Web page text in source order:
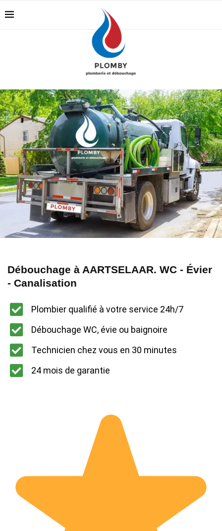
Débouchage à AARTSELAAR. WC - Évier
- Canalisation
Plombier qualifié à votre service 24h/7
Débouchage WC, évie ou baignoire
Technicien chez vous en 30 minutes
24 mois de garantie